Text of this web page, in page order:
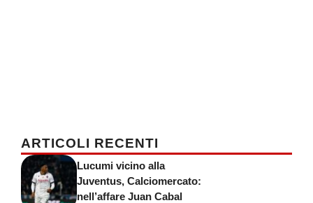
ARTICOLI RECENTI
Lucumi vicino alla
Juventus, Calciomercato:
nell’affare Juan Cabal